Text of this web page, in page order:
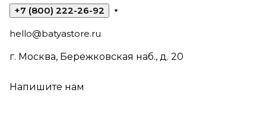
+7 (800) 222-26-92
hello@batyastore.ru
г. Москва, Бережковская наб., д. 20
Напишите нам